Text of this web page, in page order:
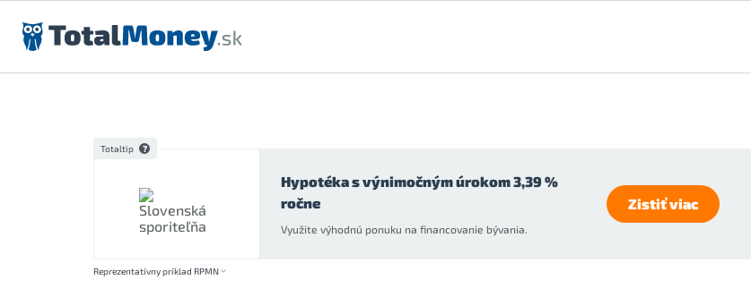
Preskočiť na obsah
Totaltip
Hypotéka s výnimočným úrokom 3,39 %
ročne
Využite výhodnú ponuku na financovanie bývania.
Zistiť viac
Reprezentatívny príklad RPMN